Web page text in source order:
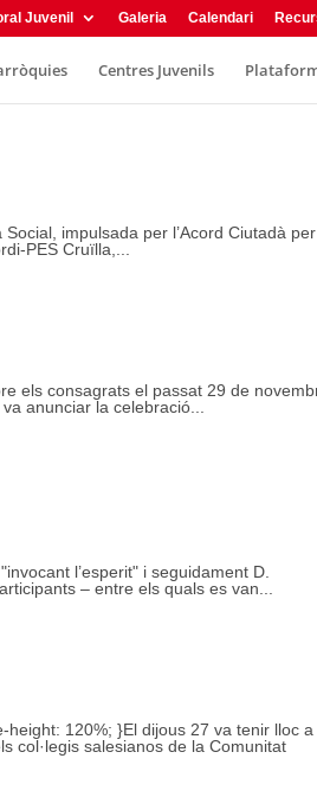
Juvenil Galeria Calendari
Centres Juvenils
impulsada per l’Acord Ciutadà
PES Cruïlla,...
els consagrats el passat 29 de
anunciar la celebració...
l’esperit" i seguidament D.
– entre els quals es van...
120%; }El dijous 27 va tenir lloc a
col·legis salesianos de la Comunitat